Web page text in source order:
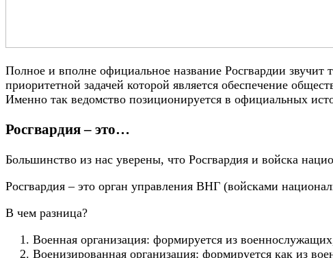
Полное и вполне официальное название Росгвардии звучит
приоритетной задачей которой является обеспечение
Именно так ведомство позиционируется в официальных
Росгвардия – это…
Большинство из нас уверены, что Росгвардия и войска
Росгвардия – это орган управления ВНГ (войсками
В чем разница?
Военная организация: формируется из
Военизированная организация: формируется как из